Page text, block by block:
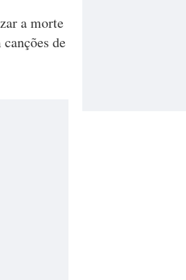
a morte
de